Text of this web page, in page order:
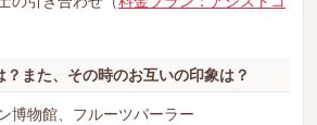
？また、その時のお互いの印象は？
博物館、フルーツパーラー